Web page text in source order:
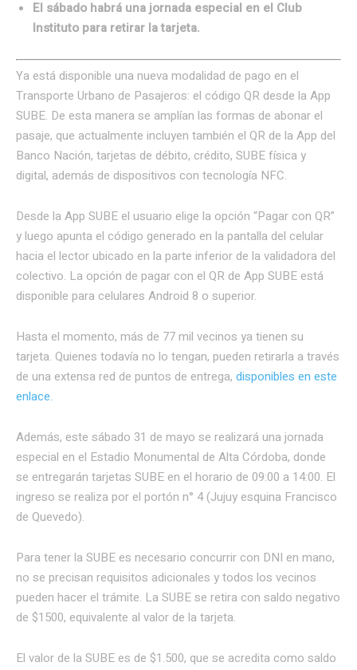
El sábado habrá una jornada especial en el Club
Instituto para retirar la tarjeta.
Ya está disponible una nueva modalidad de pago en el
Transporte Urbano de Pasajeros: el código QR desde la App
SUBE. De esta manera se amplían las formas de abonar el
pasaje, que actualmente incluyen también el QR de la App del
Banco Nación, tarjetas de débito, crédito, SUBE física y
digital, además de dispositivos con tecnología NFC.
Desde la App SUBE el usuario elige la opción “Pagar con QR”
y luego apunta el código generado en la pantalla del celular
hacia el lector ubicado en la parte inferior de la validadora del
colectivo. La opción de pagar con el QR de App SUBE está
disponible para celulares Android 8 o superior.
Hasta el momento, más de 77 mil vecinos ya tienen su
tarjeta. Quienes todavía no lo tengan, pueden retirarla a través
de una extensa red de puntos de entrega, disponibles en este
enlace.
Además, este sábado 31 de mayo se realizará una jornada
especial en el Estadio Monumental de Alta Córdoba, donde
se entregarán tarjetas SUBE en el horario de 09:00 a 14:00. El
ingreso se realiza por el portón n° 4 (Jujuy esquina Francisco
de Quevedo).
Para tener la SUBE es necesario concurrir con DNI en mano,
no se precisan requisitos adicionales y todos los vecinos
pueden hacer el trámite. La SUBE se retira con saldo negativo
de $1500, equivalente al valor de la tarjeta.
El valor de la SUBE es de $1.500, que se acredita como saldo